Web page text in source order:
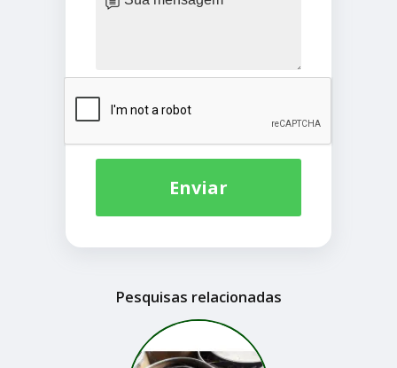
Enviar
Pesquisas relacionadas